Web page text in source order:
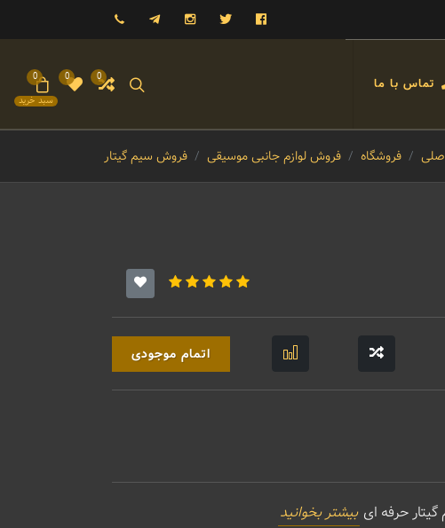
فیسبوک توییتر اینستاگرام تلگرام
0
0
سبد خرید
0 تماس با ما
فروشگاه فروش لوازم جانبی موسیقی فروش سیم گیتار
اتمام موجودی
حرفه ای بیشتر بخوانید